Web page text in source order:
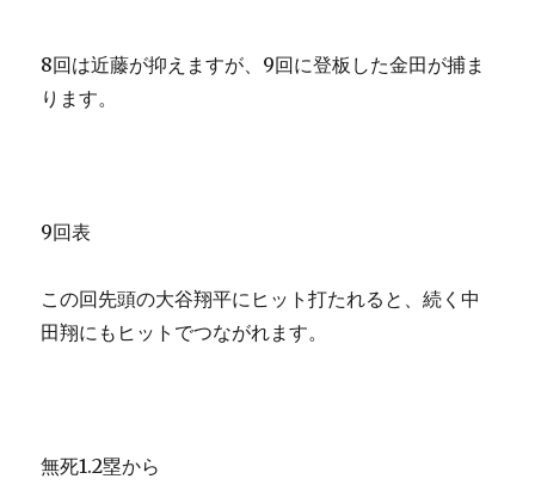
8回は近藤が抑えますが、9回に登板した金田が捕ま
ります。
9回表
この回先頭の大谷翔平にヒット打たれると、続く中
田翔にもヒットでつながれます。
無死1.2塁から